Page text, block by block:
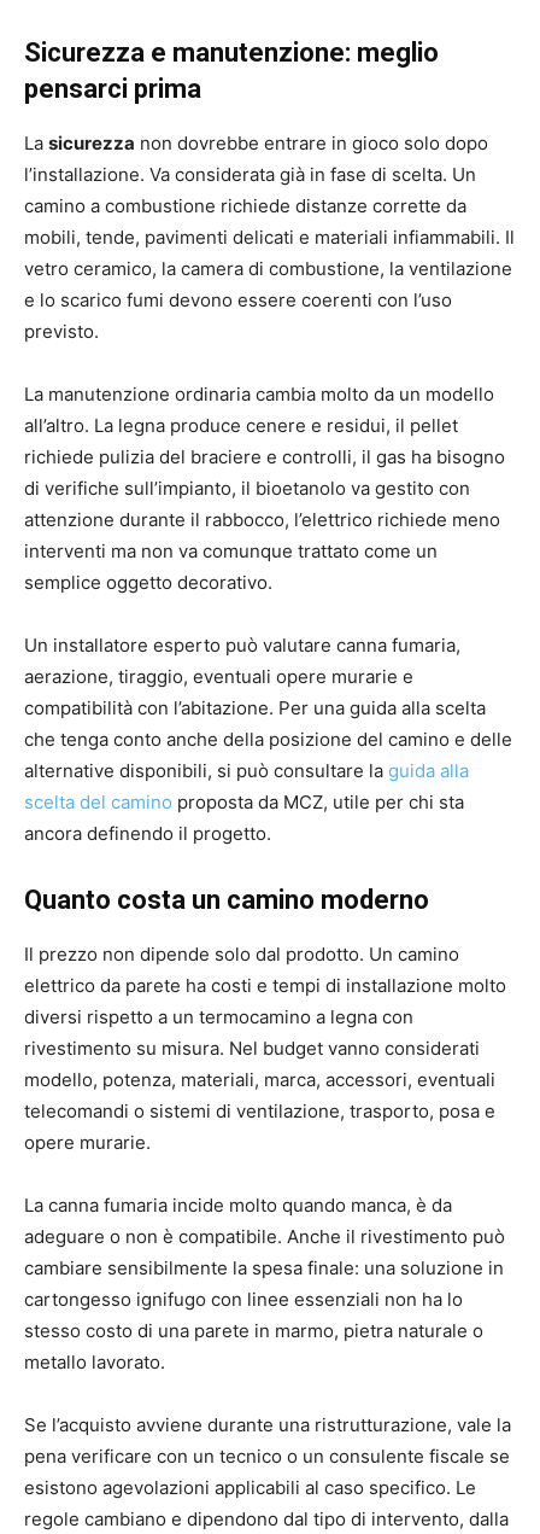
Sicurezza e manutenzione: meglio
pensarci prima
La sicurezza non dovrebbe entrare in gioco solo dopo
l’installazione. Va considerata già in fase di scelta. Un
camino a combustione richiede distanze corrette da
mobili, tende, pavimenti delicati e materiali infiammabili. Il
vetro ceramico, la camera di combustione, la ventilazione
e lo scarico fumi devono essere coerenti con l’uso
previsto.
La manutenzione ordinaria cambia molto da un modello
all’altro. La legna produce cenere e residui, il pellet
richiede pulizia del braciere e controlli, il gas ha bisogno
di verifiche sull’impianto, il bioetanolo va gestito con
attenzione durante il rabbocco, l’elettrico richiede meno
interventi ma non va comunque trattato come un
semplice oggetto decorativo.
Un installatore esperto può valutare canna fumaria,
aerazione, tiraggio, eventuali opere murarie e
compatibilità con l’abitazione. Per una guida alla scelta
che tenga conto anche della posizione del camino e delle
alternative disponibili, si può consultare la guida alla
scelta del camino proposta da MCZ, utile per chi sta
ancora definendo il progetto.
Quanto costa un camino moderno
Il prezzo non dipende solo dal prodotto. Un camino
elettrico da parete ha costi e tempi di installazione molto
diversi rispetto a un termocamino a legna con
rivestimento su misura. Nel budget vanno considerati
modello, potenza, materiali, marca, accessori, eventuali
telecomandi o sistemi di ventilazione, trasporto, posa e
opere murarie.
La canna fumaria incide molto quando manca, è da
adeguare o non è compatibile. Anche il rivestimento può
cambiare sensibilmente la spesa finale: una soluzione in
cartongesso ignifugo con linee essenziali non ha lo
stesso costo di una parete in marmo, pietra naturale o
metallo lavorato.
Se l’acquisto avviene durante una ristrutturazione, vale la
pena verificare con un tecnico o un consulente fiscale se
esistono agevolazioni applicabili al caso specifico. Le
regole cambiano e dipendono dal tipo di intervento, dalla